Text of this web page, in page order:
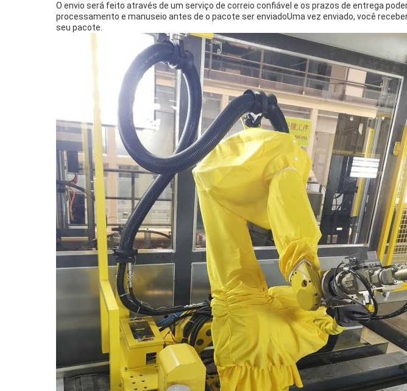
O envio será feito através de um serviço de correio confiável e os prazos de entrega
processamento e manuseio antes de o pacote ser enviadoUma vez enviado, você
seu pacote.